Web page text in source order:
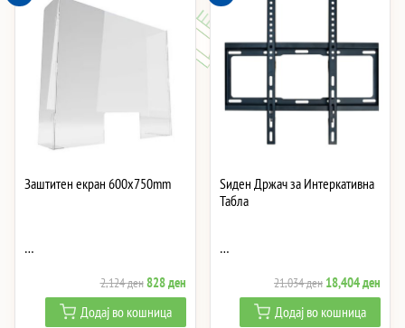
Заштитен екран 600x750mm
…
2,124денOriginal
price
was:
828денCurrent
price
is:
Додај во кошница
Ѕиден Држач за Интеркативна
Табла
…
21,034ден Original
price
was:
18,404ден
price
is:
Додај во кошница